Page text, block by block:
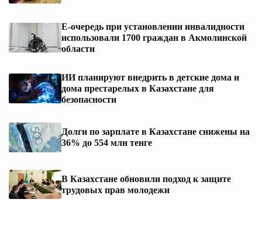
Е-очередь при установлении инвалидности
использовали 1700 граждан в Акмолинской
области
ИИ планируют внедрить в детские дома и
дома престарелых в Казахстане для
безопасности
Долги по зарплате в Казахстане снижены на
36% до 554 млн тенге
В Казахстане обновили подход к защите
трудовых прав молодежи